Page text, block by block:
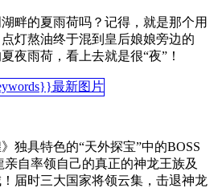
畔的夏雨荷吗？记得，就是那个用
灯熬油终于混到皇后娘娘旁边的
雨荷，看上去就是很“夜”！
独具特色的“天外探宝”中的BOSS
亲自率领自己的真正的神龙王族及
届时三大国家将领云集，击退神龙